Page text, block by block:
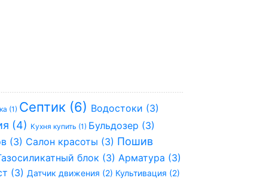
(1) Септик (6) Водостоки (3)
(4) Кухня купить (1) Бульдозер (3)
(3) Салон красоты (3) Пошив
блок (3) Арматура (3)
(3) Датчик движения (2) Культивация (2)